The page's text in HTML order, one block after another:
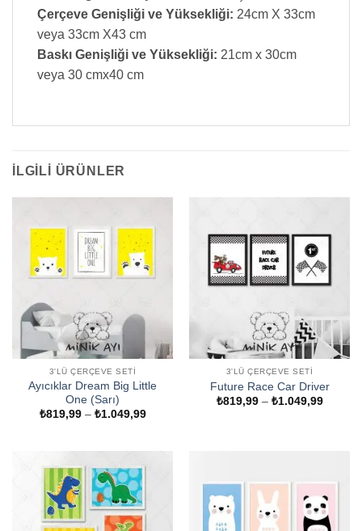
Çerçeve Genişliği ve Yüksekliği: 24cm X 33cm
veya 33cm X43 cm
Baskı Genişliği ve Yüksekliği: 21cm x 30cm
veya 30 cmx40 cm
İLGILI ÜRÜNLER
3'LÜ ÇERÇEVE SETI
Ayıcıklar Dream Big Little
One (Sarı)
₺819,99 – ₺1.049,99Fiyat
3'LÜ ÇERÇEVE SETI
Future Race Car Driver
₺819,99 – ₺1.049,99Fiyat